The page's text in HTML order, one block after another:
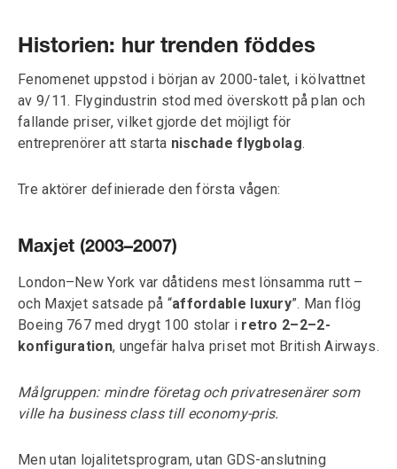
Historien: hur trenden föddes
Fenomenet uppstod i början av 2000-talet, i kölvattnet
av 9/11. Flygindustrin stod med överskott på plan och
fallande priser, vilket gjorde det möjligt för
entreprenörer att starta nischade flygbolag.
Tre aktörer definierade den första vågen:
Maxjet (2003–2007)
London–New York var dåtidens mest lönsamma rutt –
och Maxjet satsade på “affordable luxury”. Man flög
Boeing 767 med drygt 100 stolar i retro 2–2–2-
konfiguration, ungefär halva priset mot British Airways.
Målgruppen: mindre företag och privatresenärer som
ville ha business class till economy-pris.
Men utan lojalitetsprogram, utan GDS-anslutning